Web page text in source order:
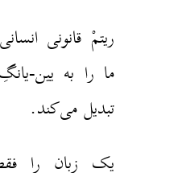
قانونی انسانی است
را به یین-یانگِ
می‌کند.
زبان را فقط وقتی